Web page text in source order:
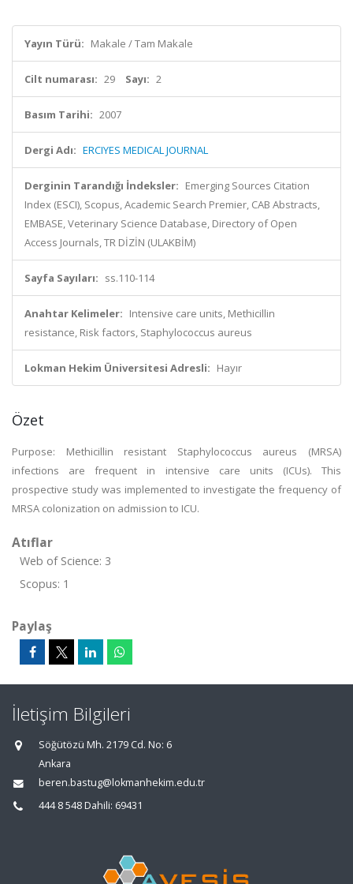
Yayın Türü: Makale / Tam Makale
Cilt numarası: 29 Sayı: 2
Basım Tarihi: 2007
Dergi Adı: ERCIYES MEDICAL JOURNAL
Derginin Tarandığı İndeksler: Emerging Sources Citation
Index (ESCI), Scopus, Academic Search Premier, CAB Abstracts,
EMBASE, Veterinary Science Database, Directory of Open
Access Journals, TR DİZİN (ULAKBİM)
Sayfa Sayıları: ss.110-114
Anahtar Kelimeler: Intensive care units, Methicillin
resistance, Risk factors, Staphylococcus aureus
Lokman Hekim Üniversitesi Adresli: Hayır
Özet
Purpose: Methicillin resistant Staphylococcus aureus (MRSA)
infections are frequent in intensive care units (ICUs). This
prospective study was implemented to investigate the frequency of
MRSA colonization on admission to ICU.
Atıflar
Web of Science: 3
Scopus: 1
Paylaş
İletişim Bilgileri
Söğütözü Mh. 2179 Cd. No: 6
Ankara
beren.bastug@lokmanhekim.edu.tr
444 8 548 Dahili: 69431